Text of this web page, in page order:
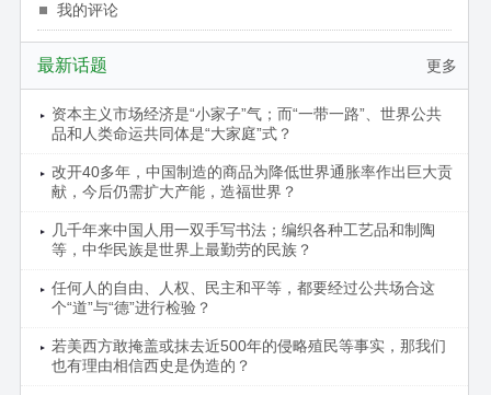
我的评论
更多
最新话题
资本主义市场经济是“小家子”气；而“一带一路”、世界公共
品和人类命运共同体是“大家庭”式？
改开40多年，中国制造的商品为降低世界通胀率作出巨大贡
献，今后仍需扩大产能，造福世界？
几千年来中国人用一双手写书法；编织各种工艺品和制陶
等，中华民族是世界上最勤劳的民族？
任何人的自由、人权、民主和平等，都要经过公共场合这
个“道”与“德”进行检验？
若美西方敢掩盖或抹去近500年的侵略殖民等事实，那我们
也有理由相信西史是伪造的？